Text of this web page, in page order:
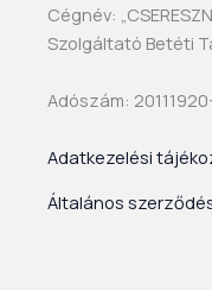
Cégnév:
Szolgáltató Betéti
Adószám:
Adatkezelési
Általános